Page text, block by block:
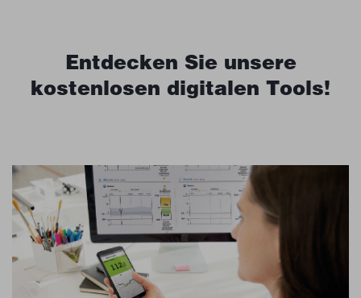
Entdecken Sie unsere
kostenlosen digitalen Tools!